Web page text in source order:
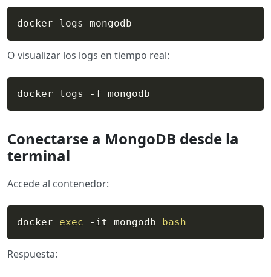
docker logs mongodb
O visualizar los logs en tiempo real:
docker logs -f mongodb
Conectarse a MongoDB desde la
terminal
Accede al contenedor:
docker exec -it mongodb bash
Respuesta: